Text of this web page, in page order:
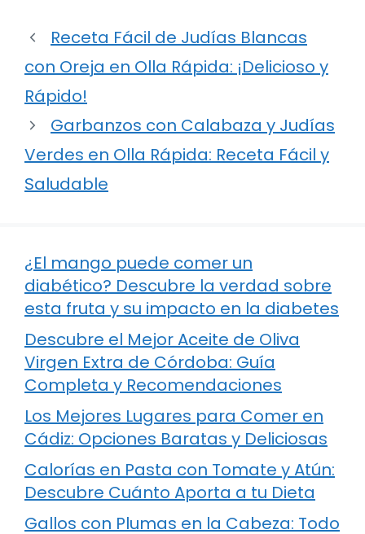
Receta Fácil de Judías Blancas
con Oreja en Olla Rápida: ¡Delicioso y
Rápido!
Garbanzos con Calabaza y Judías
Verdes en Olla Rápida: Receta Fácil y
Saludable
¿El mango puede comer un
diabético? Descubre la verdad sobre
esta fruta y su impacto en la diabetes
Descubre el Mejor Aceite de Oliva
Virgen Extra de Córdoba: Guía
Completa y Recomendaciones
Los Mejores Lugares para Comer en
Cádiz: Opciones Baratas y Deliciosas
Calorías en Pasta con Tomate y Atún:
Descubre Cuánto Aporta a tu Dieta
Gallos con Plumas en la Cabeza: Todo